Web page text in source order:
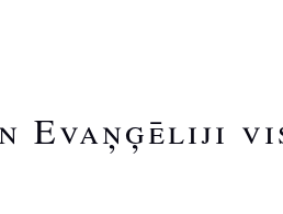
Evaņģēliji